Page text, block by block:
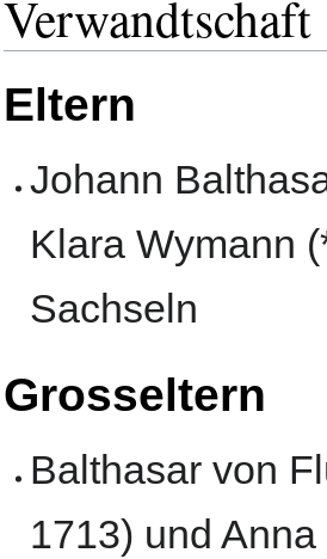
Verwandtschaft
Eltern
Johann
Klara Wymann
Sachseln
Grosseltern
Balthasar von
1713) und